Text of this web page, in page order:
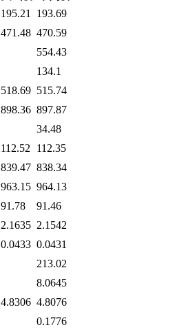
195.21
193.69
471.48 470.59
554.43
134.1
518.69 515.74
898.36 897.87
34.48
112.52
112.35
839.47 838.34
963.15 964.13
91.78
91.46
2.1635 2.1542
0.0433 0.0431
213.02
8.0645
4.8306 4.8076
0.1776